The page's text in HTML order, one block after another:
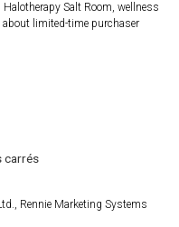
Salt Room, wellness
limited-time purchaser
carrés
Rennie Marketing Systems